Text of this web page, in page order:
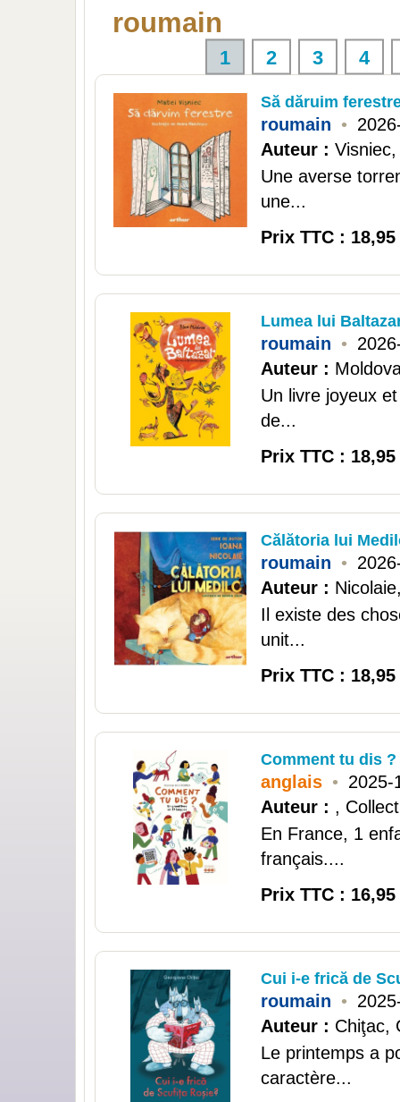
roumain
1 2 3 4
Să dăruim
roumain •
Auteur :
Une averse
une...
Prix TTC : 18,95
Lumea lui
roumain •
Auteur :
Un livre joyeux
de...
Prix TTC : 18,95
Călătoria lui
roumain •
Auteur :
Il existe des
unit...
Prix TTC : 18,95
Comment tu dis
anglais • 2025-
Auteur : ,
En France, 1
français....
Prix TTC : 16,95
Cui i-e frică de
roumain •
Auteur : Chiţac,
Le printemps a
caractère...